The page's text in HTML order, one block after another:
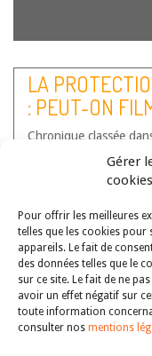
Gérer
cookies
Pour offrir les meilleures
telles que les cookies
appareils. Le fait de
des données telles que le
sur ce site. Le fait de ne
avoir un effet négatif sur
toute information
consulter nos mentions
LA
: PEUT-ON
Chronique classée
Jean-